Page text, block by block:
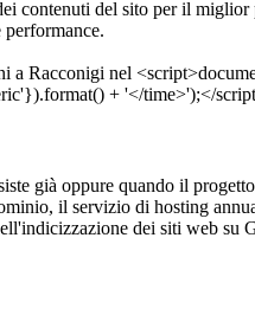
contenuti del sito per il
già oppure quando il
il servizio di hosting
dei siti web